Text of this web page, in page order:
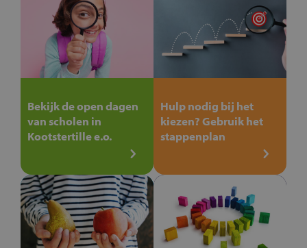
Bekijk de open dagen
van scholen in
Kootstertille e.o.
Hulp nodig bij het
kiezen? Gebruik het
stappenplan